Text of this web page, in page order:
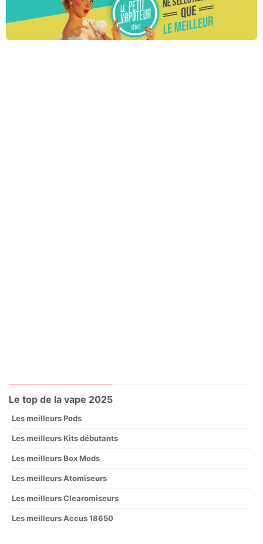
Le top de la vape 2025
Les meilleurs Pods
Les meilleurs Kits débutants
Les meilleurs Box Mods
Les meilleurs Atomiseurs
Les meilleurs Clearomiseurs
Les meilleurs Accus 18650